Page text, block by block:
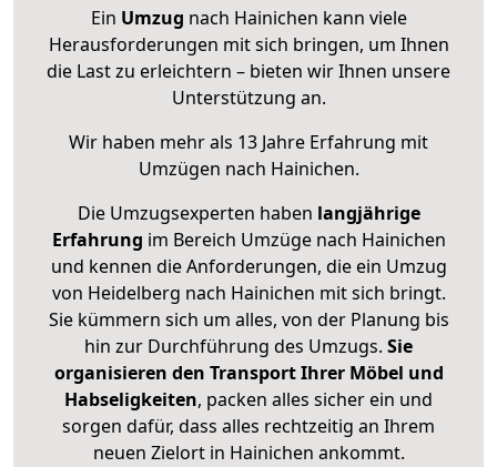
Ein Umzug nach Hainichen kann viele
Herausforderungen mit sich bringen, um Ihnen
die Last zu erleichtern – bieten wir Ihnen unsere
Unterstützung an.
Wir haben mehr als 13 Jahre Erfahrung mit
Umzügen nach Hainichen.
Die Umzugsexperten haben langjährige
Erfahrung im Bereich Umzüge nach Hainichen
und kennen die Anforderungen, die ein Umzug
von Heidelberg nach Hainichen mit sich bringt.
Sie kümmern sich um alles, von der Planung bis
hin zur Durchführung des Umzugs. Sie
organisieren den Transport Ihrer Möbel und
Habseligkeiten, packen alles sicher ein und
sorgen dafür, dass alles rechtzeitig an Ihrem
neuen Zielort in Hainichen ankommt.